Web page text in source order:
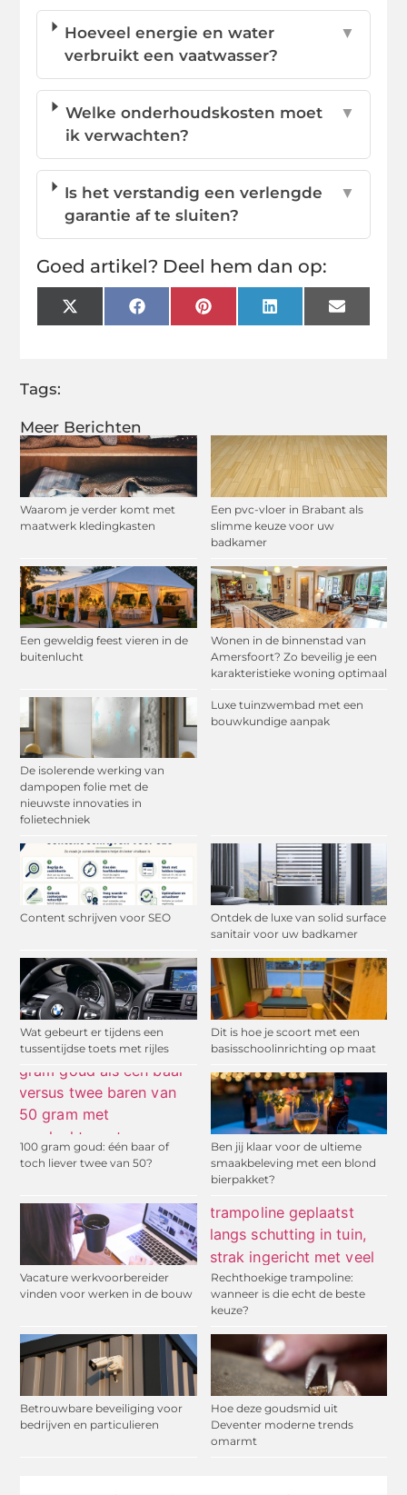
Meer Berichten
Waarom je verder komt met
maatwerk kledingkasten
Een pvc-vloer in Brabant als
slimme keuze voor uw
badkamer
Een geweldig feest vieren in de
buitenlucht
Wonen in de binnenstad van
Amersfoort? Zo beveilig je een
karakteristieke woning optimaal
De isolerende werking van
dampopen folie met de
nieuwste innovaties in
folietechniek
Luxe tuinzwembad met een
bouwkundige aanpak
Content schrijven voor SEO
Ontdek de luxe van solid surface
sanitair voor uw badkamer
Wat gebeurt er tijdens een
tussentijdse toets met rijles
Dit is hoe je scoort met een
basisschoolinrichting op maat
100 gram goud: één baar of
toch liever twee van 50?
Ben jij klaar voor de ultieme
smaakbeleving met een blond
bierpakket?
Vacature werkvoorbereider
vinden voor werken in de bouw
Rechthoekige trampoline:
wanneer is die echt de beste
keuze?
Betrouwbare beveiliging voor
bedrijven en particulieren
Hoe deze goudsmid uit
Deventer moderne trends
omarmt
Hoeveel energie en water
verbruikt een vaatwasser?
▼
Welke onderhoudskosten moet
ik verwachten?
▼
Is het verstandig een verlengde
garantie af te sluiten?
▼
Goed artikel? Deel hem dan op:
X
(Twitter)
FacebookPinterestLinkedInEmail
Tags: